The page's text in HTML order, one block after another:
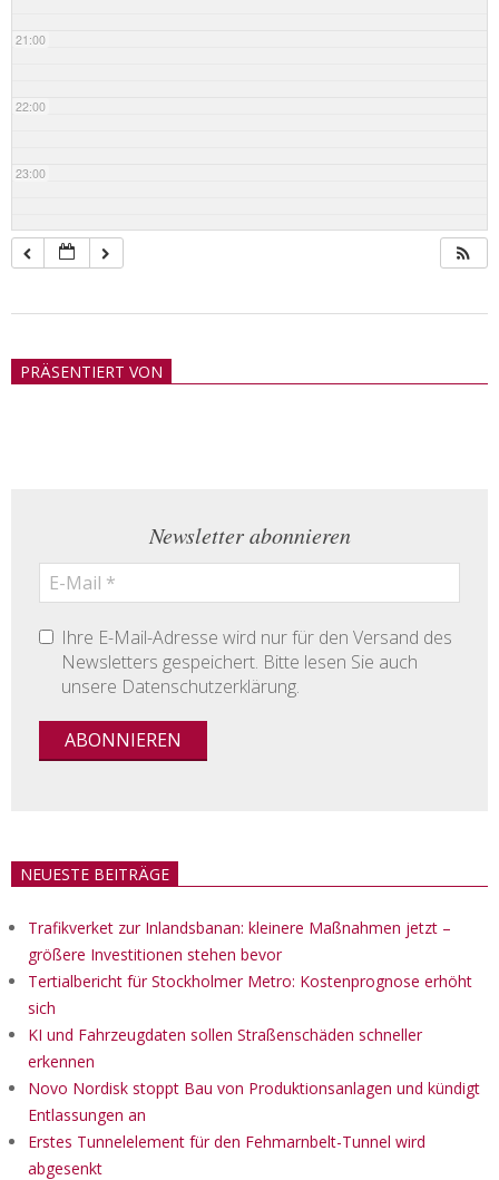
21:00
22:00
23:00
21PRÄSENTIERT VON
Newsletter abonnieren
Ihre E-Mail-Adresse wird nur für den Versand des
Newsletters gespeichert. Bitte lesen Sie auch
unsere Datenschutzerklärung.
NEUESTE BEITRÄGE
Trafikverket zur Inlandsbanan: kleinere Maßnahmen jetzt –
größere Investitionen stehen bevor
Tertialbericht für Stockholmer Metro: Kostenprognose erhöht
sich
KI und Fahrzeugdaten sollen Straßenschäden schneller
erkennen
Novo Nordisk stoppt Bau von Produktionsanlagen und kündigt
Entlassungen an
Erstes Tunnelelement für den Fehmarnbelt-Tunnel wird
abgesenkt